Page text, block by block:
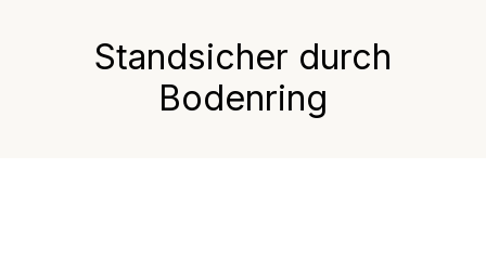
Standsicher durch
Bodenring